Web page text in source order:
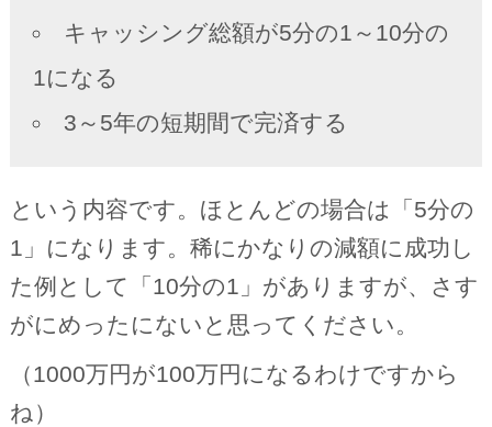
キャッシング総額が5分の1～10分の
1になる
3～5年の短期間で完済する
という内容です。ほとんどの場合は「5分の
1」になります。稀にかなりの減額に成功し
た例として「10分の1」がありますが、さす
がにめったにないと思ってください。
（1000万円が100万円になるわけですから
ね）